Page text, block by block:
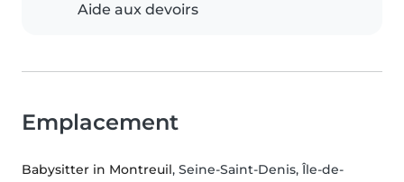
Aide aux devoirs
Emplacement
Babysitter in Montreuil, Seine-Saint-Denis, Île-de-